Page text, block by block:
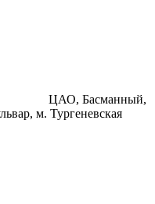
ЦАО, Басманный,
м. Тургеневская